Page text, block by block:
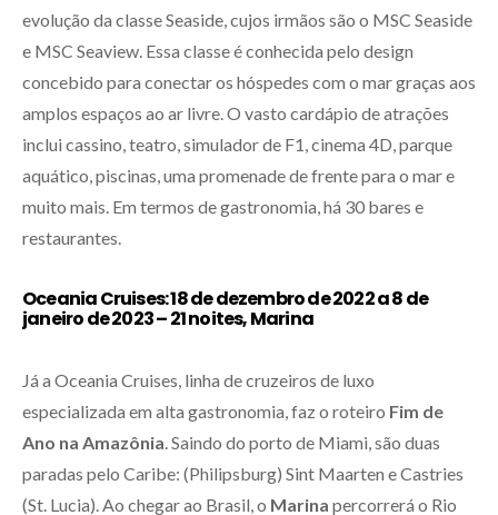
evolução da classe Seaside, cujos irmãos são o MSC Seaside
e MSC Seaview. Essa classe é conhecida pelo design
concebido para conectar os hóspedes com o mar graças aos
amplos espaços ao ar livre. O vasto cardápio de atrações
inclui cassino, teatro, simulador de F1, cinema 4D, parque
aquático, piscinas, uma promenade de frente para o mar e
muito mais. Em termos de gastronomia, há 30 bares e
restaurantes.
Oceania Cruises: 18 de dezembro de 2022 a 8 de
janeiro de 2023 – 21 noites, Marina
Já a Oceania Cruises, linha de cruzeiros de luxo
especializada em alta gastronomia, faz o roteiro Fim de
Ano na Amazônia . Saindo do porto de Miami, são duas
paradas pelo Caribe: (Philipsburg) Sint Maarten e Castries
(St. Lucia). Ao chegar ao Brasil, o Marina percorrerá o Rio